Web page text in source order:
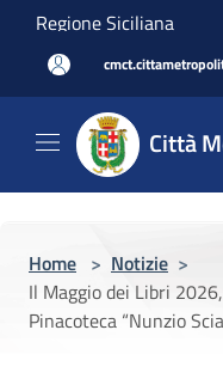
Salta al contenuto principale
Regione Siciliana
Città
Home > Notizie >
Il Maggio dei Libri
Pinacoteca “Nunzio